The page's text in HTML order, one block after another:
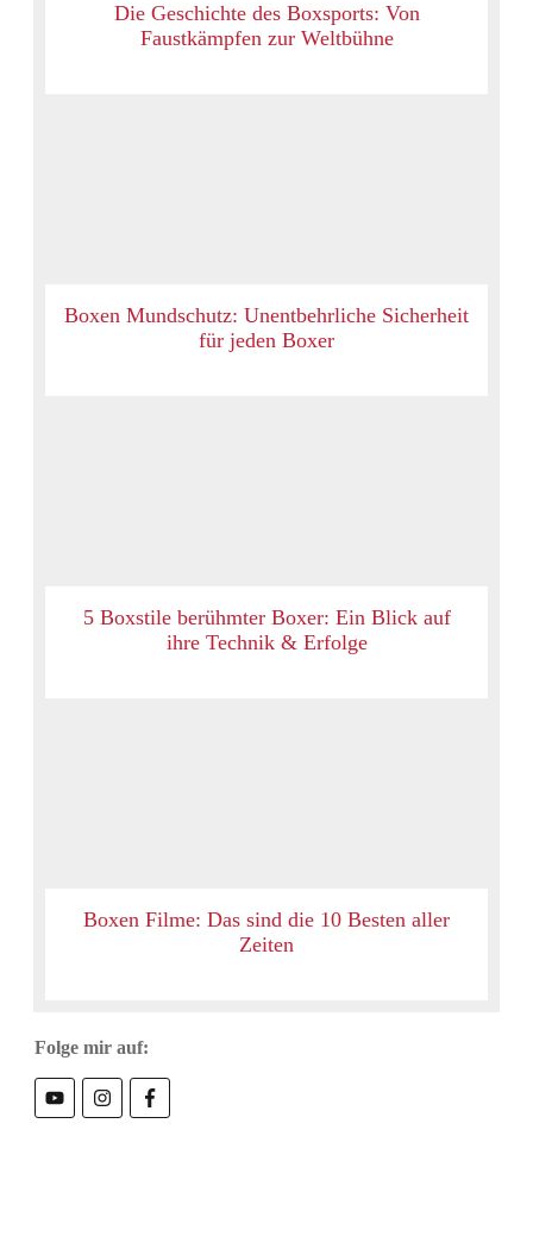
Die Geschichte des Boxsports: Von
Faustkämpfen zur Weltbühne
Boxen Mundschutz: Unentbehrliche Sicherheit
für jeden Boxer
5 Boxstile berühmter Boxer: Ein Blick auf
ihre Technik & Erfolge
Boxen Filme: Das sind die 10 Besten aller
Zeiten
Folge mir auf: